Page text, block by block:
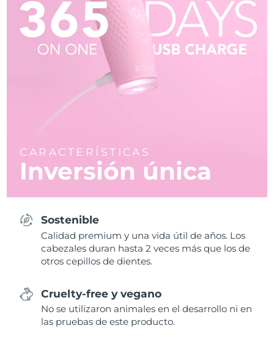
CARACTERÍSTICAS
Inversión única
Sostenible
Calidad premium y una vida útil de años. Los
cabezales duran hasta 2 veces más que los de
otros cepillos de dientes.
Cruelty-free y vegano
No se utilizaron animales en el desarrollo ni en
las pruebas de este producto.